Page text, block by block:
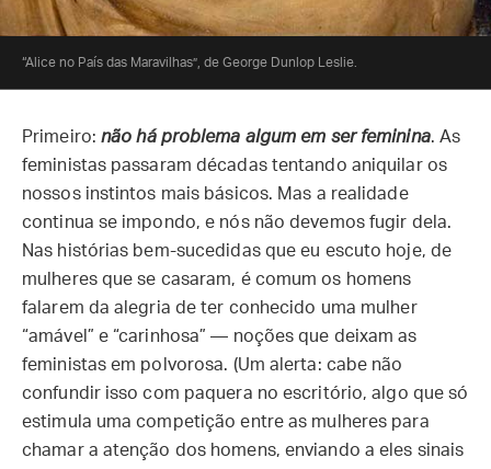
“Alice no País das Maravilhas”, de George Dunlop Leslie.
Primeiro: não há problema algum em ser feminina. As
feministas passaram décadas tentando aniquilar os
nossos instintos mais básicos. Mas a realidade
continua se impondo, e nós não devemos fugir dela.
Nas histórias bem-sucedidas que eu escuto hoje, de
mulheres que se casaram, é comum os homens
falarem da alegria de ter conhecido uma mulher
“amável” e “carinhosa” — noções que deixam as
feministas em polvorosa. (Um alerta: cabe não
confundir isso com paquera no escritório, algo que só
estimula uma competição entre as mulheres para
chamar a atenção dos homens, enviando a eles sinais